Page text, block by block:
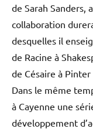
de Sarah Sanders,
collaboration
desquelles il
de Racine à
de Césaire à
Dans le même
à Cayenne une
développement